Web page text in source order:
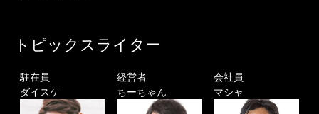
トピックスライター
駐在員
ダイスケ
経営者
ちーちゃん
会社員
マシャ